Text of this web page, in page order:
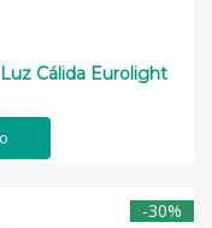
Cálida Eurolight
-30%